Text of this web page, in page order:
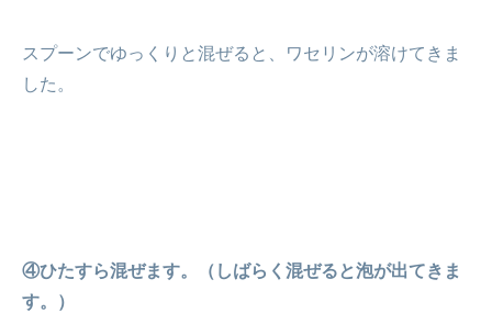
スプーンでゆっくりと混ぜると、ワセリンが溶けてきま
した。
④ひたすら混ぜます。（しばらく混ぜると泡が出てきま
す。）